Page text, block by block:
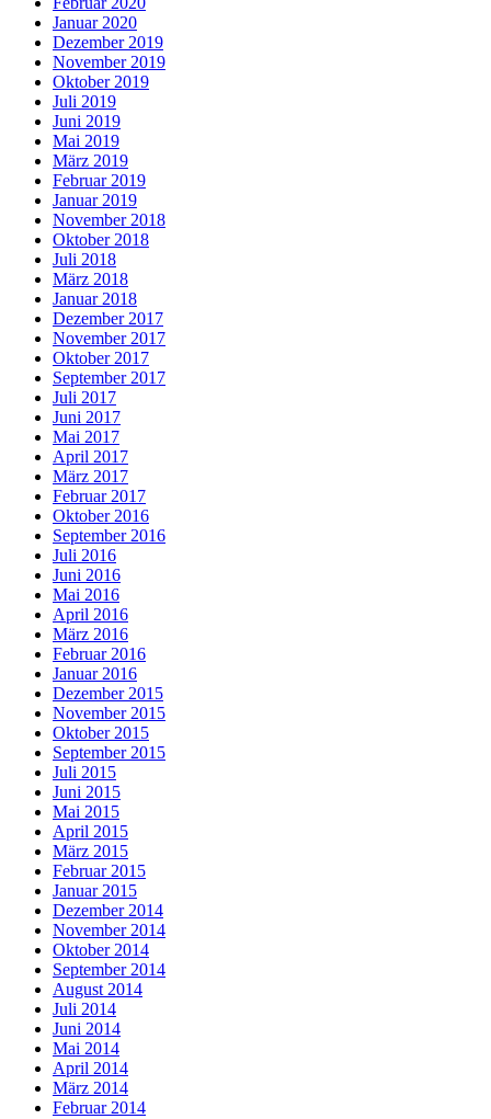
Januar 2020
Dezember 2019
November 2019
Oktober 2019
Juli 2019
Juni 2019
Mai 2019
März 2019
Februar 2019
Januar 2019
November 2018
Oktober 2018
Juli 2018
März 2018
Januar 2018
Dezember 2017
November 2017
Oktober 2017
September 2017
Juli 2017
Juni 2017
Mai 2017
April 2017
März 2017
Februar 2017
Oktober 2016
September 2016
Juli 2016
Juni 2016
Mai 2016
April 2016
März 2016
Februar 2016
Januar 2016
Dezember 2015
November 2015
Oktober 2015
September 2015
Juli 2015
Juni 2015
Mai 2015
April 2015
März 2015
Februar 2015
Januar 2015
Dezember 2014
November 2014
Oktober 2014
September 2014
August 2014
Juli 2014
Juni 2014
Mai 2014
April 2014
März 2014
Februar 2014